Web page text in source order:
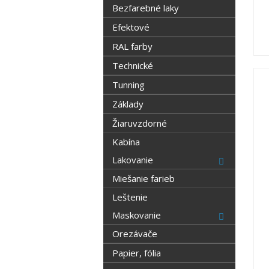
Bezfarebné laky
Efektové
RAL farby
Technické
Tunning
Základy
Žiaruvzdorné
Kabína
Lakovanie
Miešanie farieb
Leštenie
Maskovanie
Orezávače
Papier, fólia